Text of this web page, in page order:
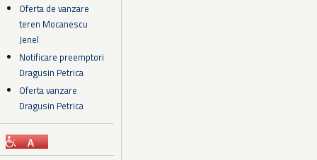
Oferta de vanzare
teren Mocanescu
Jenel
Notificare preemptori
Dragusin Petrica
Oferta vanzare
Dragusin Petrica